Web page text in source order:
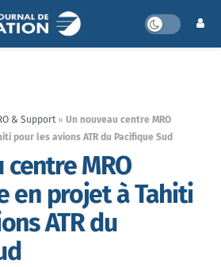
& Support » Un nouveau centre MRO
pour les avions ATR du Pacifique Sud
centre MRO
en projet à Tahiti
ATR du